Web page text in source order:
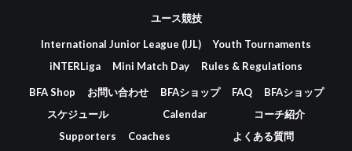
ユース競技
International Junior League (IJL)
Youth Tournaments
iNTERLiga
Mini Match Day Rules & Regulations
BFA Shop お問い合わせ BFAショップ FAQ
BFAショップ
スケジュール
Calendar
コーチ紹介
Supporters
Coaches
よくある質問